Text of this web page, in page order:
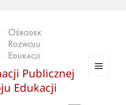
Publicznej
Edukacji